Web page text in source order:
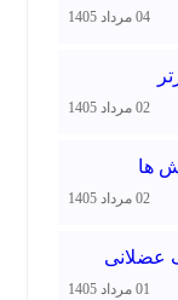
04 مرداد 1405
02 مرداد 1405
ها
02 مرداد 1405
عضلانی
01 مرداد 1405